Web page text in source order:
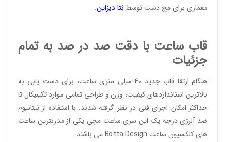
معماری برای مچ دست توسط بُتا دیزاین.
قاب ساعت با دقت صد در صد به تمام
جزئیات
هنگام ارتقا قاب جدید 40 میلی متری ساعت، برای دست یابی به
بالاترین استانداردهای کیفیت، وزن و طراحی تمامی موارد تکینیکال تا
حداکثر امکان اجرای فنی در نظر گرفته شدند. با استفاده از تیتانیوم
ضد آلرژی درجه یک این سری ساعت مچی یکی از مدرنترین ساعت
های کلکسیون ساعت Botta Designمی باشند.